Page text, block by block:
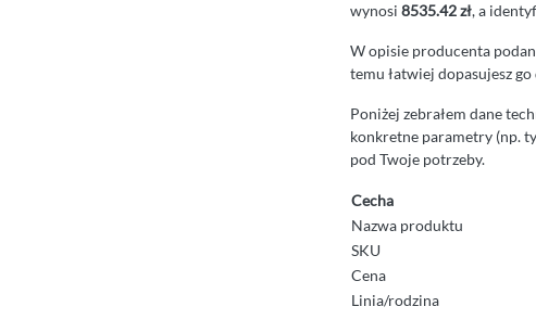
wynosi 8535.42 zł, a
W opisie producenta
temu łatwiej dopasujesz
Poniżej zebrałem dane
konkretne parametry (np.
pod Twoje potrzeby.
Cecha
Nazwa produktu
SKU
Cena
Linia/rodzina